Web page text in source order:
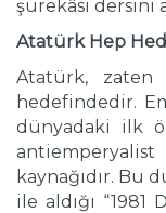
şürekâsı dersini
Atatürk Hep
Atatürk, zaten
hedefindedir.
dünyadaki ilk
kaynağıdır.
ile aldığı “1981